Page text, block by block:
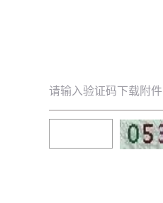
请输入验证码下载附件